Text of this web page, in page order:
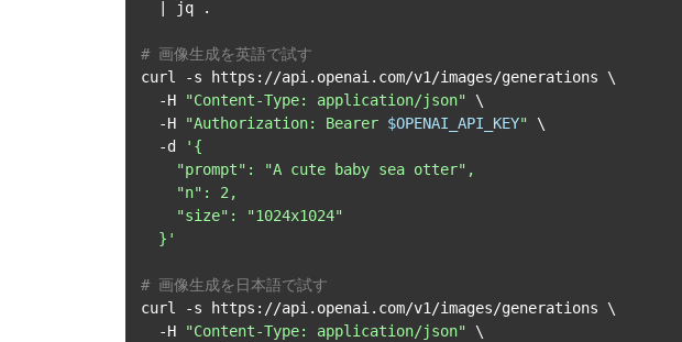
# 画像生成を英語で試す
curl -s https://api.openai.com/v1/images/generations \
  -H
"Content-Type: application/json" \
  -H
"Authorization: Bearer $OPENAI_API_KEY" \
  -d
'{
  }'
# 画像生成を日本語で試す
curl -s https://api.openai.com/v1/images/generations \
  -H
"Content-Type: application/json" \